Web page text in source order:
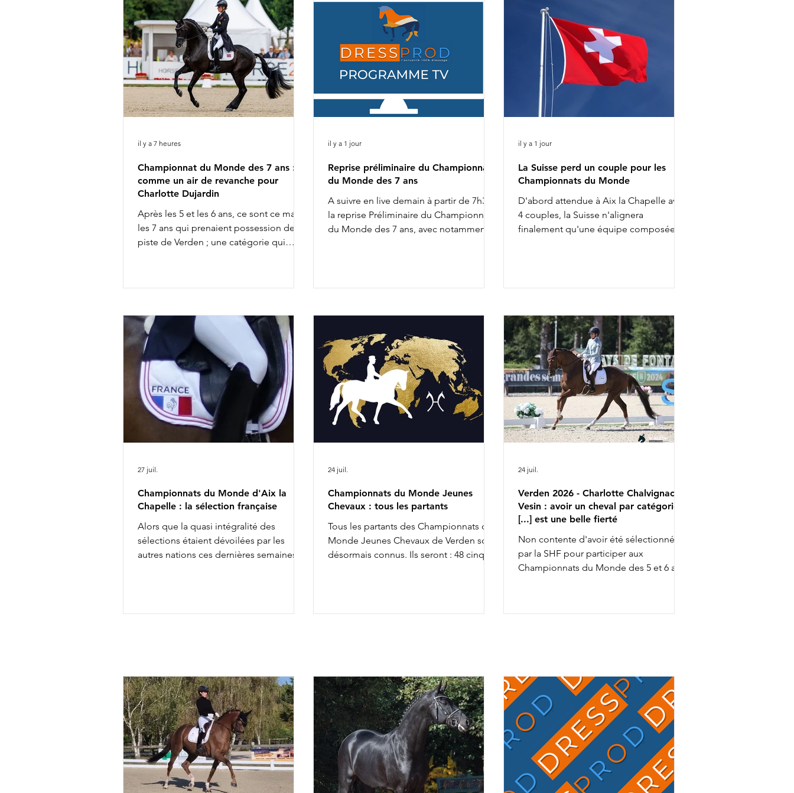
Championnat du Monde des 7 ans :
comme un air de revanche pour
Charlotte Dujardin
Après les 5 et les 6 ans, ce sont ce matin
les 7 ans qui prenaient possession de la
piste de Verden ; une catégorie qui
Bien qu'elle ait fait partie des pré-
sélectionnés britanniques pour les
Championnats du Monde d'Aix la
Chapelle avec Braveheart, Charlotte
Dujardin ne retrouvera pas cette année
l'équipe anglaise chez les senio
il y a 7 heures
Reprise préliminaire du Championnat
du Monde des 7 ans
A suivre en live demain à partir de 7h30 :
la reprise Préliminaire du Championnat
du Monde des 7 ans, avec notamment :
9h58 : Charlotte Dujardin & Secret Agent
des Paluds 11h28 : Dinja van Liere & Red
Severucci HT 13h22 : Leonie Richter &
Glamdale WP Liste de départ complète
ICI
il y a 1 jour
La Suisse perd un couple pour les
Championnats du Monde
D'abord attendue à Aix la Chapelle avec
4 couples, la Suisse n'alignera
finalement qu'une équipe composée
Charlotte Lenherr & Dettori et Estelle
semaine prochaine les couleurs
helvétiques. Charlotta Rogerson &
Bonheur de la Vie ont en effet été retirés
de l'équipe nationale. Aucune réserve
n'a par ailleurs été appelée pour les
rempl
il y a 1 jour
Championnats du Monde d'Aix la
Chapelle : la sélection française
Alors que la quasi intégralité des
sélections étaient dévoilées par les
autres nations ces dernières semaines,
de l'équipe de France des
Roussel & Bel Amour Jean Morel
commentait : " Nous sommes fiers de
présenter une é
27 juil.
Championnats du Monde Jeunes
Chevaux : tous les partants
Tous les partants des Championnats du
Monde Jeunes Chevaux de Verden sont
désormais connus. Ils seront : 48 cinq
24 juil.
Verden 2026 - Charlotte Chalvignac
Vesin : avoir un cheval par catégorie
[...] est une belle fierté
Non contente d'avoir été sélectionnée
par la SHF pour participer aux
Championnats du Monde des 5 et 6 ans
Chalvignac et Jean Vesin prendront
dans quelques jours la route de
l'Allemagne avec 1 cheval par catégo
24 juil.